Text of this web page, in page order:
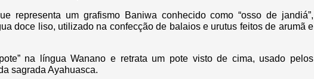
representa um grafismo Baniwa conhecido como “osso de jandiá”,
doce liso, utilizado na confecção de balaios e urutus feitos de arumã e
na língua Wanano e retrata um pote visto de cima, usado pelos
sagrada Ayahuasca.